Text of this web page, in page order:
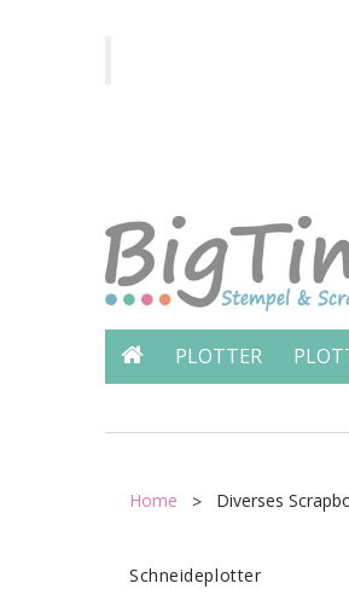
PLOTTER
Home Diverses
Schneideplotter